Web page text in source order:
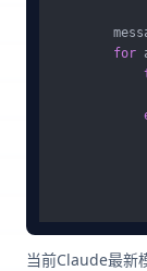
for
当前Claude最新